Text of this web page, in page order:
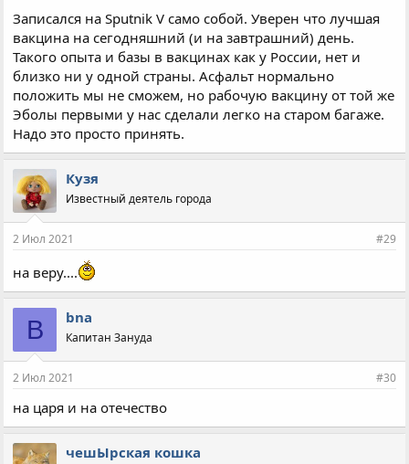
Записался на Sputnik V само собой. Уверен что лучшая
вакцина на сегодняшний (и на завтрашний) день.
Такого опыта и базы в вакцинах как у России, нет и
близко ни у одной страны. Асфальт нормально
положить мы не сможем, но рабочую вакцину от той же
Эболы первыми у нас сделали легко на старом багаже.
Надо это просто принять.
Кузя
Известный деятель города
2 Июл 2021 #29
на веру....
B bna
Капитан Зануда
2 Июл 2021 #30
на царя и на отечество
чешЫрская кошка